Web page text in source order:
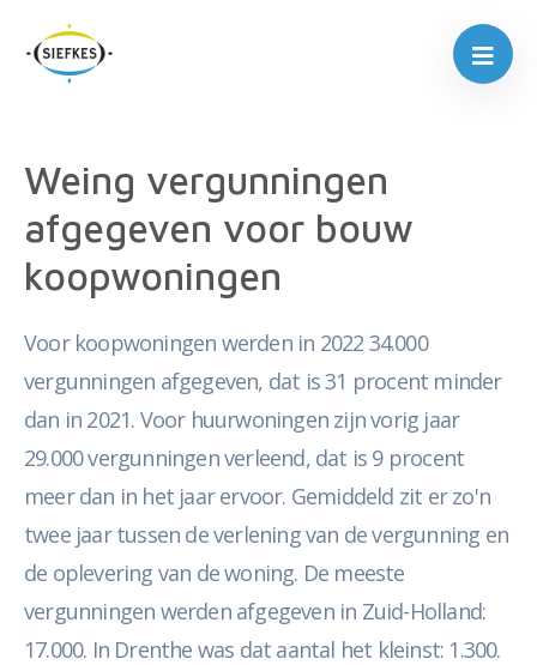
Weing vergunningen
afgegeven voor bouw
koopwoningen
Voor koopwoningen werden in 2022 34.000
vergunningen afgegeven, dat is 31 procent minder
dan in 2021. Voor huurwoningen zijn vorig jaar
29.000 vergunningen verleend, dat is 9 procent
meer dan in het jaar ervoor. Gemiddeld zit er zo'n
twee jaar tussen de verlening van de vergunning en
de oplevering van de woning. De meeste
vergunningen werden afgegeven in Zuid-Holland:
17.000. In Drenthe was dat aantal het kleinst: 1.300.